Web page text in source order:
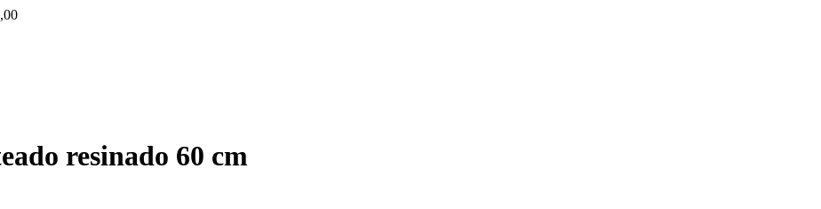
resinado 60 cm